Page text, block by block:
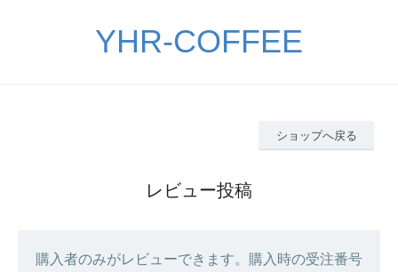
YHR-COFFEE
ショップへ戻る
レビュー投稿
購入者のみがレビューできます。購入時の受注番号